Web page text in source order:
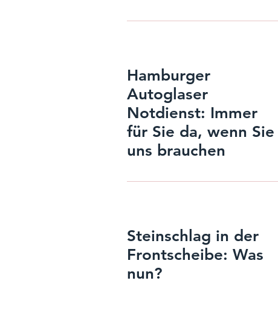
Hamburger
Autoglaser
Notdienst: Immer
für Sie da, wenn Sie
uns brauchen
Steinschlag in der
Frontscheibe: Was
nun?